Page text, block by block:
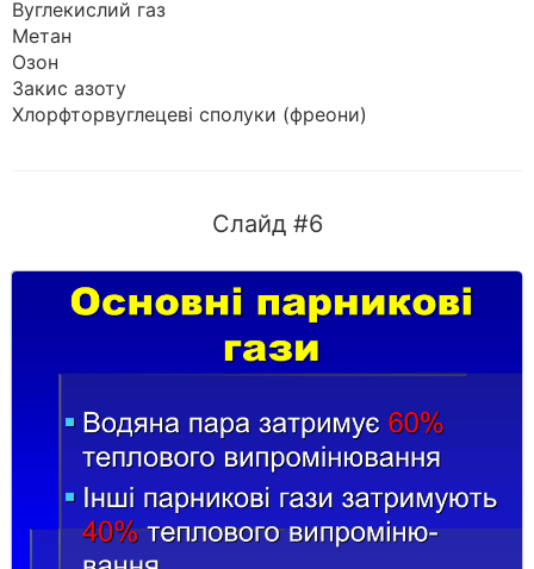
Вуглекислий газ
Метан
Озон
Закис азоту
Хлорфторвуглецеві сполуки (фреони)
Слайд #6